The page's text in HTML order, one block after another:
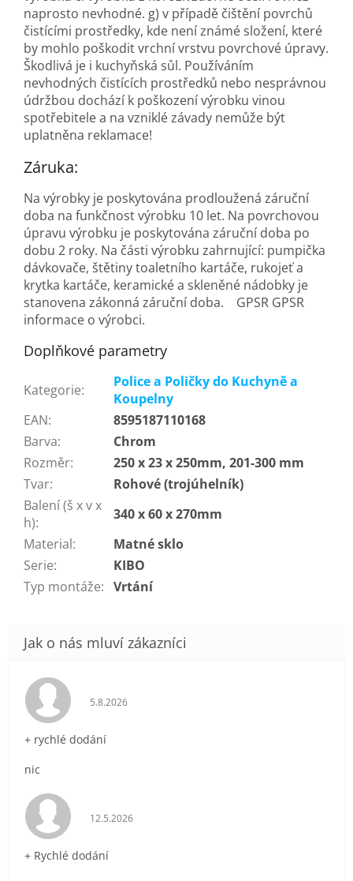
naprosto nevhodné. g) v případě čištění povrchů
čistícími prostředky, kde není známé složení, které
by mohlo poškodit vrchní vrstvu povrchové úpravy.
Škodlivá je i kuchyňská sůl. Používáním
nevhodných čistících prostředků nebo nesprávnou
údržbou dochází k poškození výrobku vinou
spotřebitele a na vzniklé závady nemůže být
uplatněna reklamace!
Záruka:
Na výrobky je poskytována prodloužená záruční
doba na funkčnost výrobku 10 let. Na povrchovou
úpravu výrobku je poskytována záruční doba po
dobu 2 roky. Na části výrobku zahrnující: pumpička
dávkovače, štětiny toaletního kartáče, rukojeť a
krytka kartáče, keramické a skleněné nádobky je
stanovena zákonná záruční doba. GPSR GPSR
informace o výrobci.
Doplňkové parametry
Kategorie:
Police a Poličky do Kuchyně a
Koupelny
EAN:
8595187110168
Barva:
Chrom
Rozměr:
250 x 23 x 250mm, 201-300 mm
Tvar:
Rohové (trojúhelník)
Balení (š x v x
h):
340 x 60 x 270mm
Material:
Matné sklo
Serie:
KIBO
Typ montáže: Vrtání
Hodnocení obchodu je 5 z 5 hvězdiček.
5.8.2026
+ rychlé dodání
nic
Hodnocení obchodu je 5 z 5 hvězdiček.
12.5.2026
+ Rychlé dodání